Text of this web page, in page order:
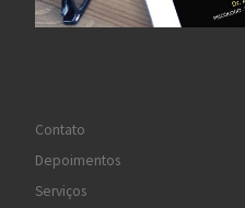
Contato
Depoimentos
Serviços